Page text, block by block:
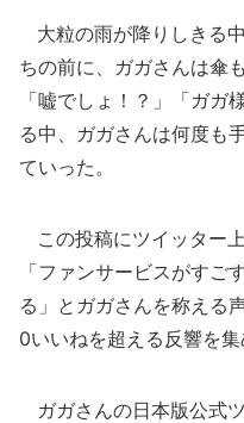
大粒の雨が降りしきる
ちの前に、ガガさんは傘
「嘘でしょ！？」「ガガ
る中、ガガさんは何度も
ていった。
この投稿にツイッター
「ファンサービスがすご
る」とガガさんを称える
0いいねを超える反響を集
ガガさんの日本版公式